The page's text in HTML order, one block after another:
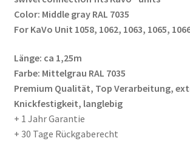
Color: Middle gray RAL 7035
For KaVo Unit 1058, 1062, 1063, 1065,
Länge: ca 1,25m
Farbe: Mittelgrau RAL 7035
Premium Qualität, Top Verarbeitung,
Knickfestigkeit, langlebig
+ 1 Jahr Garantie
+ 30 Tage Rückgaberecht